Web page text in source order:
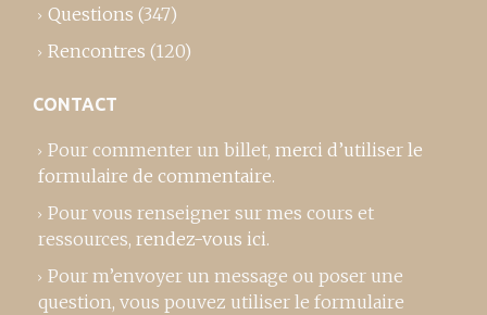
Questions (347)
Rencontres (120)
CONTACT
Pour commenter un billet, merci d’utiliser le
formulaire de commentaire.
Pour vous renseigner sur mes cours et
ressources, rendez-vous ici.
Pour m’envoyer un message ou poser une
question, vous pouvez utiliser le formulaire